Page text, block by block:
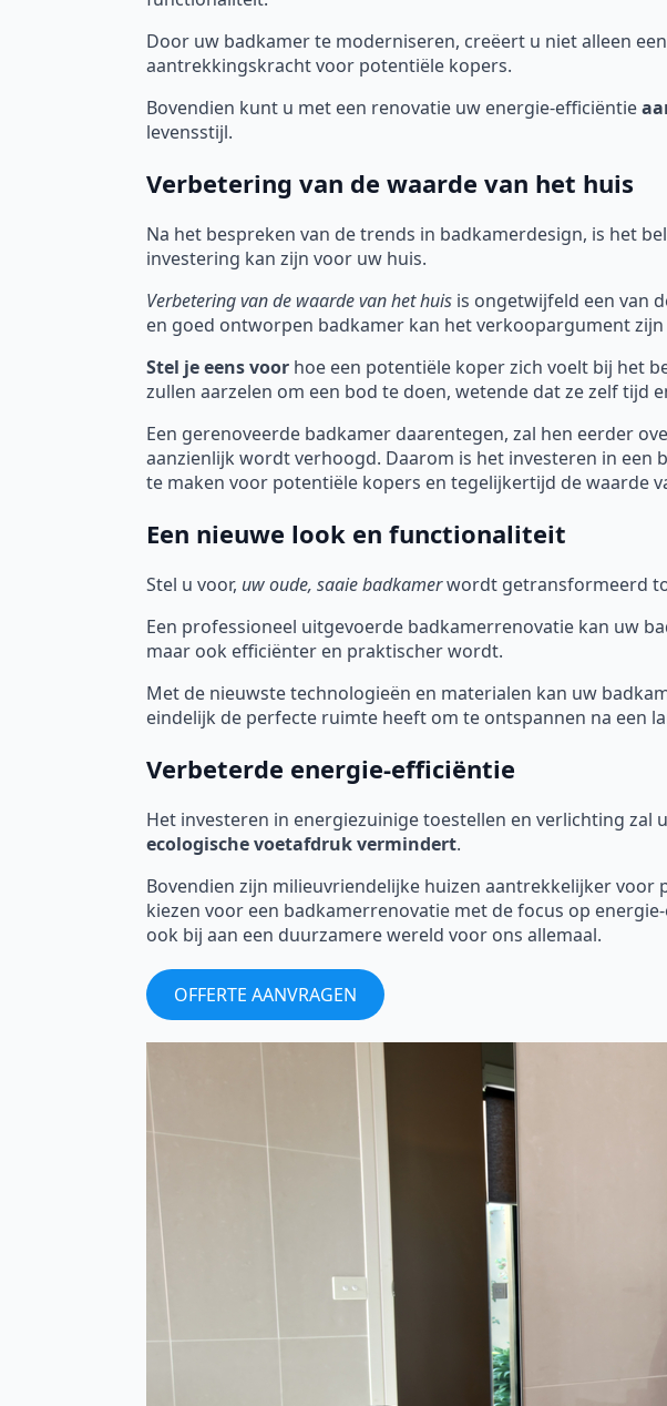
Door uw badkamer te moderniseren, creëert u niet alleen
aantrekkingskracht voor potentiële kopers.
Bovendien kunt u met een renovatie uw energie-efficiëntie
levensstijl.
Verbetering van de waarde van het huis
Na het bespreken van de trends in badkamerdesign, is het
investering kan zijn voor uw huis.
Verbetering van de waarde van het huis is ongetwijfeld een van
en goed ontworpen badkamer kan het verkoopargument
Stel je eens voor hoe een potentiële koper zich voelt bij het
zullen aarzelen om een bod te doen, wetende dat ze zelf tijd
Een gerenoveerde badkamer daarentegen, zal hen eerder
aanzienlijk wordt verhoogd. Daarom is het investeren in
te maken voor potentiële kopers en tegelijkertijd de waarde
Een nieuwe look en functionaliteit
Stel u voor, uw oude, saaie badkamerwordt getransformeerd
Een professioneel uitgevoerde badkamerrenovatie kan uw
maar ook efficiënter en praktischer wordt.
Met de nieuwste technologieën en materialen kan uw
eindelijk de perfecte ruimte heeft om te ontspannen na een
Verbeterde energie-efficiëntie
Het investeren in energiezuinige toestellen en verlichting
ecologische voetafdruk vermindert.
Bovendien zijn milieuvriendelijke huizen aantrekkelijker
kiezen voor een badkamerrenovatie met de focus op
ook bij aan een duurzamere wereld voor ons allemaal.
OFFERTE AANVRAGEN